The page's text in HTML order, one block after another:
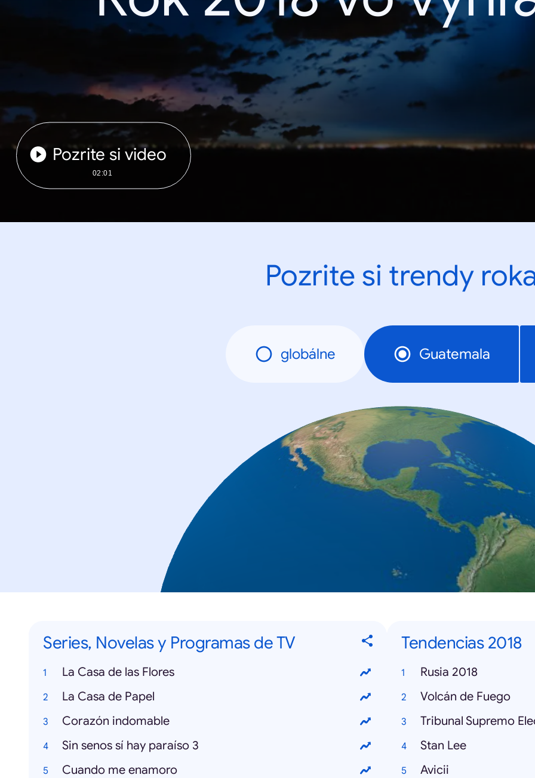
Pozrite si video
02:01
Pozrite si trendy
globálne Guatemala
Series, Novelas y Programas de TV
La Casa de las Flores
La Casa de Papel
Corazón indomable
Sin senos sí hay paraíso 3
Cuando me enamoro
Tendencias 2018
Rusia 2018
Volcán de Fuego
Tribunal Supremo
Stan Lee
Avicii